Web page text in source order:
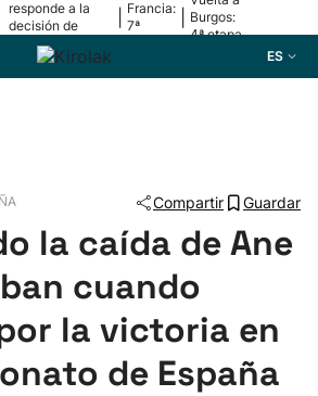
responde a la
decisión de
Oriamendi
Francia:
7ª
Burgos:
4ª etapa
ES
Compartir Guardar
la caída de Ane
cuando
la victoria en
de España